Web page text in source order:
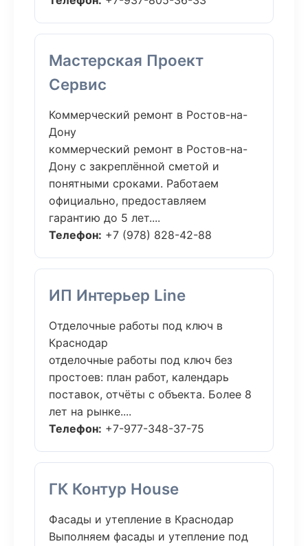
Мастерская Проект
Сервис
Коммерческий ремонт в Ростов-на-
Дону
коммерческий ремонт в Ростов-на-
Дону с закреплённой сметой и
понятными сроками. Работаем
официально, предоставляем
гарантию до 5 лет....
Телефон: +7 (978) 828-42-88
ИП Интерьер Line
Отделочные работы под ключ в
Краснодар
отделочные работы под ключ без
простоев: план работ, календарь
поставок, отчёты с объекта. Более 8
лет на рынке....
Телефон: +7-977-348-37-75
ГК Контур House
Фасады и утепление в Краснодар
Выполняем фасады и утепление под